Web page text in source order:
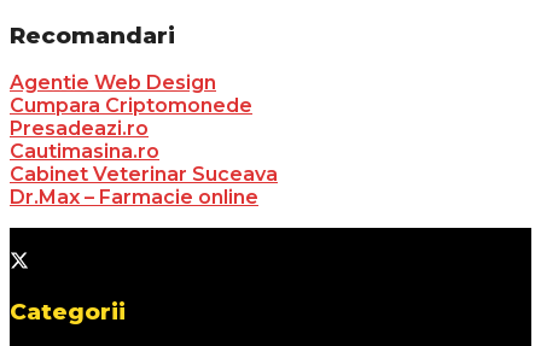
Recomandari
Agentie Web Design
Cumpara Criptomonede
Presadeazi.ro
Cautimasina.ro
Cabinet Veterinar Suceava
Dr.Max – Farmacie online
Categorii